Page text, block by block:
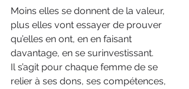
Moins elles se donnent de la valeur,
plus elles vont essayer de prouver
qu’elles en ont, en en faisant
davantage, en se surinvestissant.
Il s’agit pour chaque femme de se
relier à ses dons, ses compétences,